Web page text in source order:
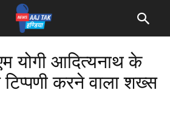
योगी आदित्यनाथ के
करने वाला शख्स